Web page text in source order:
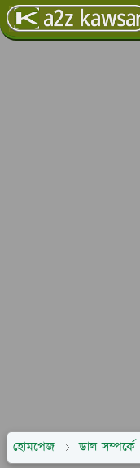
হোমপেজ ডাল সম্পর্কে